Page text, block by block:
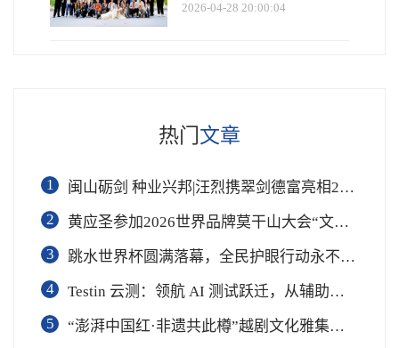
2026-04-28 20:00:04
热门 文章
1
闽山砺剑 种业兴邦|汪烈携翠剑德富亮相2026世界品牌莫干山大会
2
黄应圣参加2026世界品牌莫干山大会“文化+”跨界融合创新论坛
3
跳水世界杯圆满落幕，全民护眼行动永不落幕
4
Testin 云测：领航 AI 测试跃迁，从辅助工具到软件工程基础设施
5
“澎湃中国红·非遗共此樽”越剧文化雅集在杭举行